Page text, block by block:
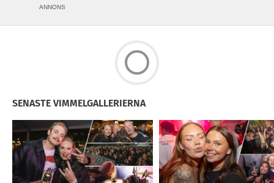
ANNONS
SENASTE VIMMELGALLERIERNA